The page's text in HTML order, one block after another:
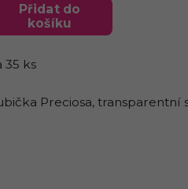
Přidat do
košíku
35 ks
Preciosa, transparentní